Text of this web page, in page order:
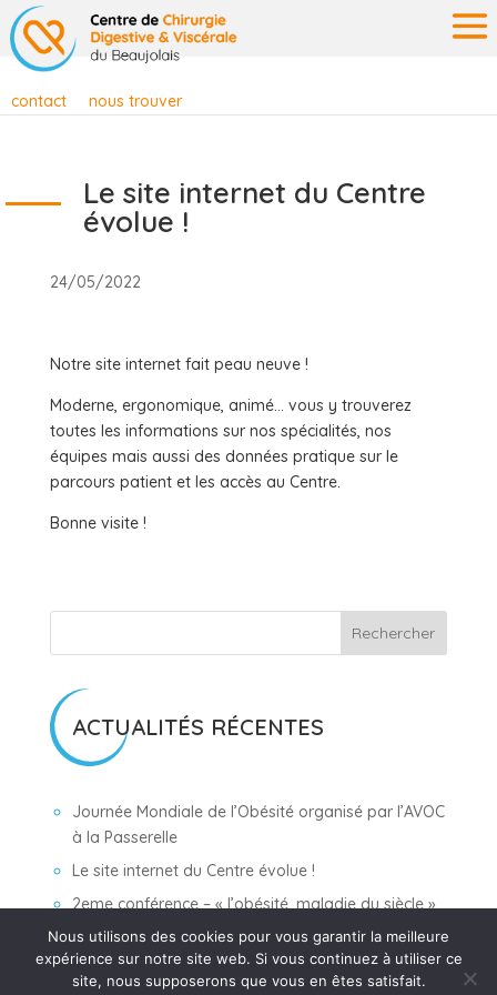
contact nous trouver
Le site internet du Centre
évolue !
24/05/2022
Notre site internet fait peau neuve !
Moderne, ergonomique, animé… vous y trouverez
toutes les informations sur nos spécialités, nos
équipes mais aussi des données pratique sur le
parcours patient et les accès au Centre.
Bonne visite !
Rechercher
ACTUALITÉS RÉCENTES
Journée Mondiale de l’Obésité organisé par l’AVOC
à la Passerelle
Le site internet du Centre évolue !
2eme conférence – « l’obésité, maladie du siècle »
AVOC : Conférence sur l’Obésité
AVOC – Conférence Obésité le 25 mai 2019
Nous utilisons des cookies pour vous garantir la meilleure
expérience sur notre site web. Si vous continuez à utiliser ce
site, nous supposerons que vous en êtes satisfait.